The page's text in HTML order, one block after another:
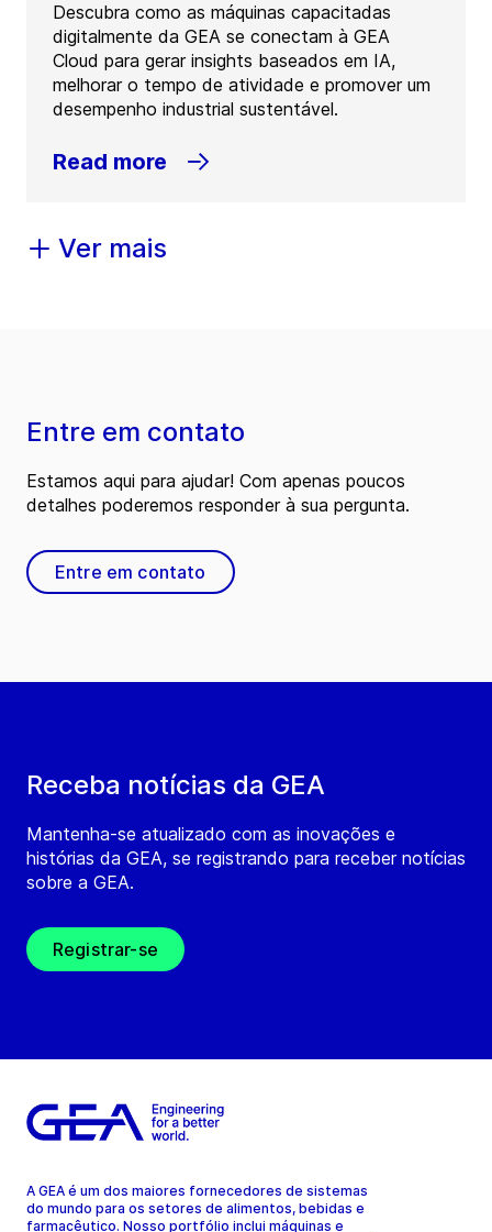
Descubra como as máquinas capacitadas
digitalmente da GEA se conectam à GEA
Cloud para gerar insights baseados em IA,
melhorar o tempo de atividade e promover um
desempenho industrial sustentável.
Read more
Ver mais
Receba notícias da GEA
Mantenha-se atualizado com as inovações e
histórias da GEA, se registrando para receber notícias
sobre a GEA.
Registrar-se
Entre em contato
Estamos aqui para ajudar! Com apenas poucos
detalhes poderemos responder à sua pergunta.
Entre em contato
A GEA é um dos maiores fornecedores de sistemas
do mundo para os setores de alimentos, bebidas e
farmacêutico. Nosso portfólio inclui máquinas e